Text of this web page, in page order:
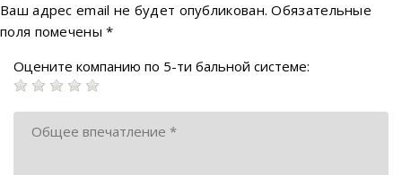
Ваш адрес email не будет опубликован. Обязательные
поля помечены*
Оцените компанию по 5-ти бальной системе: